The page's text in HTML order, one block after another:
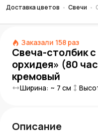
Доставка цветов Свечи
Заказали 158 раз
Свеча-столбик
орхидея» (80
кремовый
Ширина: ~ 7 см
Описание